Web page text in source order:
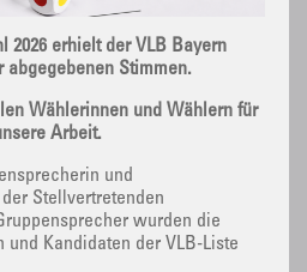
2026 erhielt der VLB Bayern
abgegebenen Stimmen.
Wählerinnen und Wählern für
Arbeit.
und
Stellvertretenden
wurden die
Kandidaten der VLB-Liste